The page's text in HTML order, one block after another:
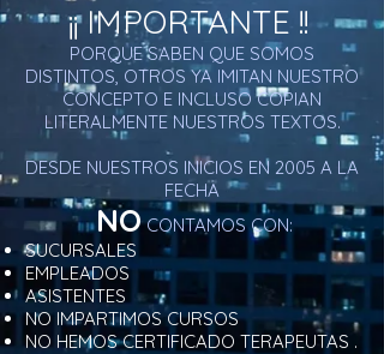
¡¡ IMPORTANTE !!
PORQUE SABEN QUE SOMOS
DISTINTOS, OTROS YA IMITAN NUESTRO
CONCEPTO E INCLUSO COPIAN
LITERALMENTE NUESTROS TEXTOS.
DESDE NUESTROS INICIOS EN 2005 A LA
FECHA
NO CONTAMOS CON:
SUCURSALES
EMPLEADOS
ASISTENTES
NO IMPARTIMOS CURSOS
NO HEMOS CERTIFICADO TERAPEUTAS .